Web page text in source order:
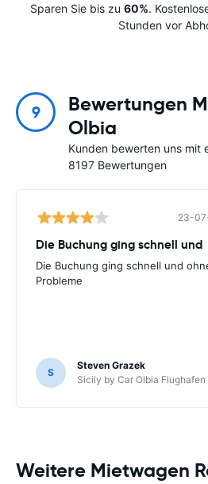
Sparen Sie bis zu 60%.
Stunden vor
9
Bewertungen
Olbia
Kunden bewerten uns mit
8197 Bewertungen
23-
Die Buchung ging schnell und
Die Buchung ging schnell und
Probleme
S
Steven Grazek
Sicily by Car Olbia Flughafen
Weitere Mietwagen